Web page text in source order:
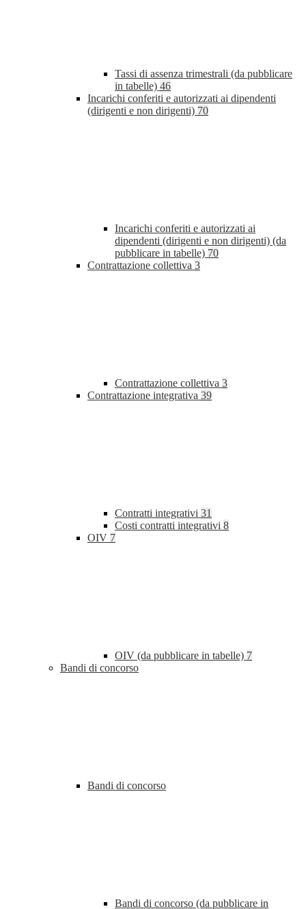
Tassi di assenza trimestrali (da pubblicare
in tabelle) 46
Incarichi conferiti e autorizzati ai dipendenti
(dirigenti e non dirigenti) 70
Incarichi conferiti e autorizzati ai
dipendenti (dirigenti e non dirigenti) (da
pubblicare in tabelle) 70
Contrattazione collettiva 3
Contrattazione collettiva 3
Contrattazione integrativa 39
Contratti integrativi 31
Costi contratti integrativi 8
OIV 7
OIV (da pubblicare in tabelle) 7
Bandi di concorso
Bandi di concorso
Bandi di concorso (da pubblicare in